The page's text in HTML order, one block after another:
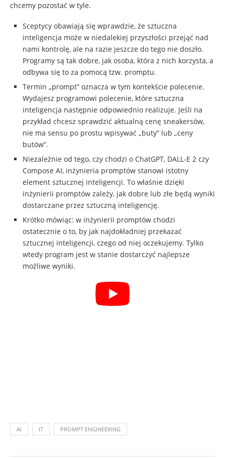
chcemy pozostać w tyle.
Sceptycy obawiają się wprawdzie, że sztuczna
inteligencja może w niedalekiej przyszłości przejąć nad
nami kontrolę, ale na razie jeszcze do tego nie doszło.
Programy są tak dobre, jak osoba, która z nich korzysta, a
odbywa się to za pomocą tzw. promptu.
Termin „prompt” oznacza w tym kontekście polecenie.
Wydajesz programowi polecenie, które sztuczna
inteligencja następnie odpowiednio realizuje. Jeśli na
przykład chcesz sprawdzić aktualną cenę sneakersów,
nie ma sensu po prostu wpisywać „buty” lub „ceny
butów”.
Niezależnie od tego, czy chodzi o ChatGPT, DALL-E 2 czy
Compose AI, inżynieria promptów stanowi istotny
element sztucznej inteligencji. To właśnie dzięki
inżynierii promptów zależy, jak dobre lub złe będą wyniki
dostarczane przez sztuczną inteligencję.
Krótko mówiąc: w inżynierii promptów chodzi
ostatecznie o to, by jak najdokładniej przekazać
sztucznej inteligencji, czego od niej oczekujemy. Tylko
wtedy program jest w stanie dostarczyć najlepsze
możliwe wyniki.
AI IT PROMPT ENGINEERING